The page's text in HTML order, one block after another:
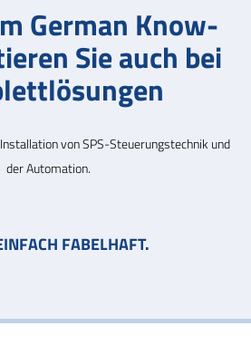
German Know-
Sie auch bei
von SPS-Steuerungstechnik und
der Automation.
FABELHAFT.